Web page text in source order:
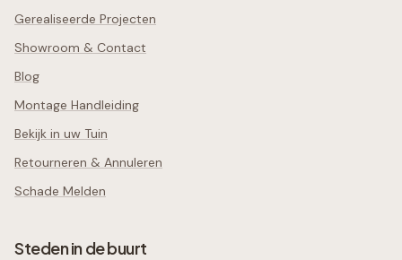
Gerealiseerde Projecten
Showroom & Contact
Blog
Montage Handleiding
Bekijk in uw Tuin
Retourneren & Annuleren
Schade Melden
Steden in de buurt